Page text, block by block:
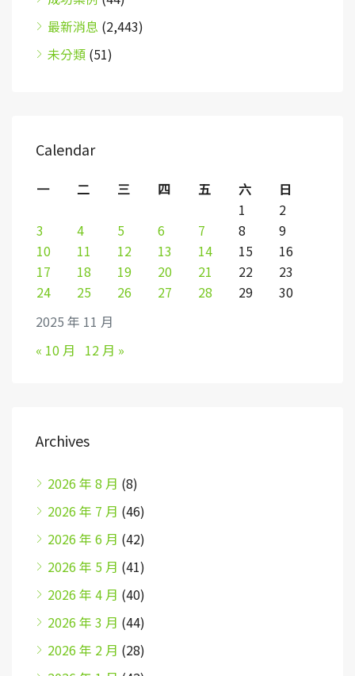
最新消息 (2,443)
未分類 (51)
Calendar
2025 年 11 月
一 二 三 四 五 六
日
1
2
3
4 5 6 7 8
9
10
11 12 13 14 15
16
17
18 19 20 21 22
23
24
25 26 27 28 29 30
« 10 月 12 月 »
Archives
2026 年 8 月 (8)
2026 年 7 月 (46)
2026 年 6 月 (42)
2026 年 5 月 (41)
2026 年 4 月 (40)
2026 年 3 月 (44)
2026 年 2 月 (28)